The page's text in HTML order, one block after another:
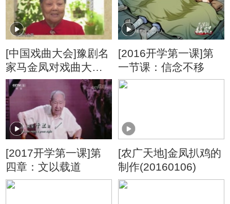
[中国戏曲大会]豫剧名
家马金凤对戏曲大会
的寄语
[2016开学第一课]第
一节课：信念不移
[2017开学第一课]第
四章：文以载道
[农广天地]金凤扒鸡的
制作(20160106)